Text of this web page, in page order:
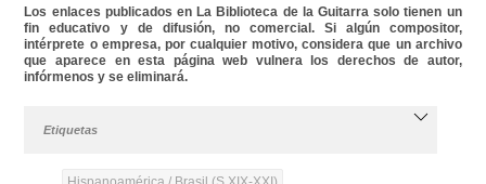
Los enlaces publicados en La Biblioteca de la Guitarra solo tienen un
fin educativo y de difusión, no comercial. Si algún compositor,
intérprete o empresa, por cualquier motivo, considera que un archivo
que aparece en esta página web vulnera los derechos de autor,
infórmenos y se eliminará.
Etiquetas